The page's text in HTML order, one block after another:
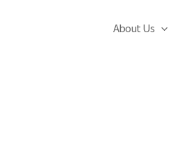
About Us